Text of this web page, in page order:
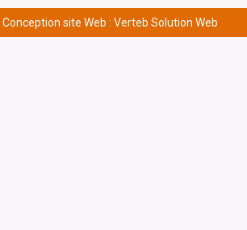
Conception site Web : Verteb Solution Web